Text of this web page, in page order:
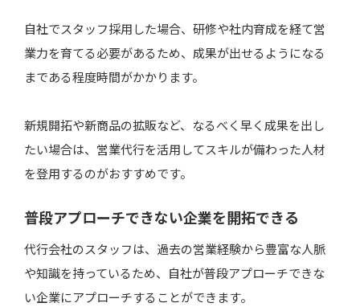
自社でスタッフ採用した場合、研修や社内育成を経て営
業力を育てる必要があるため、成果が出せるようになる
まである程度時間がかかります。
新規開拓や新商品の拡販など、なるべく早く成果を出し
たい場合は、営業代行を活用してスキルが備わった人材
を登用するのがおすすめです。
普段アプローチできない企業を開拓できる
代行会社のスタッフは、過去の営業経験から豊富な人脈
や知識を持っているため、自社が普段アプローチできな
い企業にアプローチすることができます。